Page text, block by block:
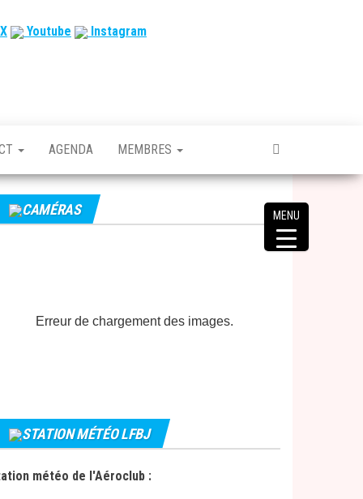
Youtube Instagram
AGENDA MEMBRES
CAMÉRAS
Erreur de chargement des images.
STATION MÉTÉO LFBJ
météo de l'Aéroclub :
MENU